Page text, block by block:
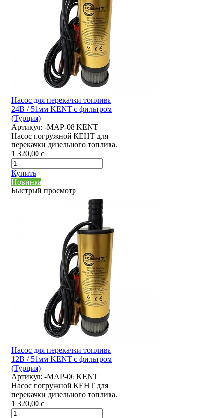
Насос для перекачки топлива
24В / 51мм KENT с фильтром
(Турция)
Артикул: -MAP-08 KENT
Насос погружной КЕНТ для
перекачки дизельного топлива.
1 320,00 c
Купить
Новинка
Быстрый просмотр
Насос для перекачки топлива
12В / 51мм KENT с фильтром
(Турция)
Артикул: -MAP-06 KENT
Насос погружной КЕНТ для
перекачки дизельного топлива.
1 320,00 c